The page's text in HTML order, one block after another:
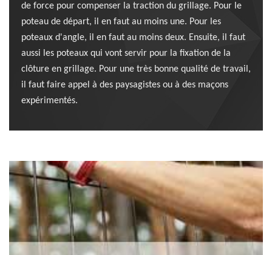
de force pour compenser la traction du grillage. Pour le
poteau de départ, il en faut au moins une. Pour les
poteaux d'angle, il en faut au moins deux. Ensuite, il faut
aussi les poteaux qui vont servir pour la fixation de la
clôture en grillage. Pour une très bonne qualité de travail,
il faut faire appel à des paysagistes ou à des maçons
expérimentés.